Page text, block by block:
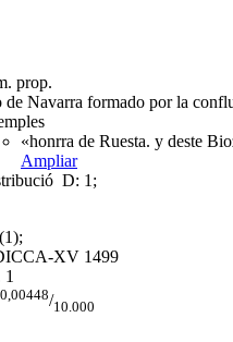
prop.
de Navarra formado por la
«honrra de Ruesta. y deste
Ampliar
D: 1;
XV 1499
1
0,00448/10.000